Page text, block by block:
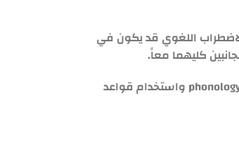
اللغوي قد يكون في
كليهما معاً.
وعند الحديث عن اضطراب اللغة التعبيري فقد يكون شاملاً لجميع المظاهر التعبيرية أي يشمل القدرة على تكوين الكلمات واستخدام القواعد الصوتية phonology واستخدام قواعد